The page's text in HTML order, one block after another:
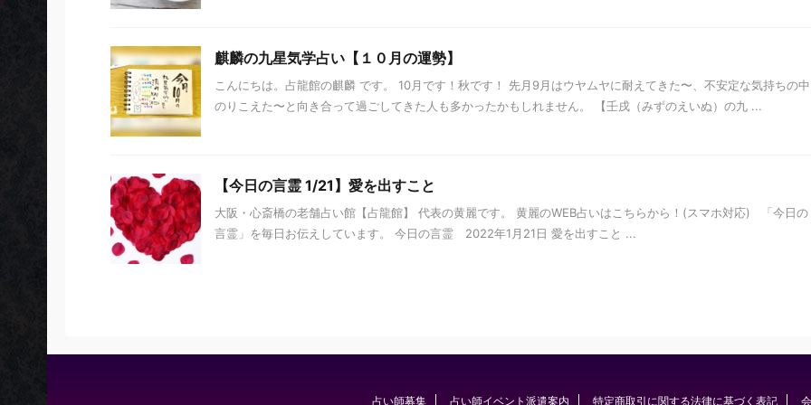
麒麟の九星気学占い【１０月の運勢】
こんにちは。占龍館の麒麟 です。 10月です！秋です！ 先月9月はウヤムヤに耐えてきた〜、不安定な気持ちの中
のりこえた〜と向き合って過ごしてきた人も多かったかもしれません。 【壬戌（みずのえいぬ）の九 ...
【今日の言霊 1/21】愛を出すこと
大阪・心斎橋の老舗占い館【占龍館】 代表の黄麗です。 黄麗のWEB占いはこちらから！(スマホ対応) 「今日の
言霊」を毎日お伝えしています。 今日の言霊 2022年1月21日 愛を出すこと ...
占い師募集 占い師イベント派遣案内 特定商取引に関する法律に基づく表記